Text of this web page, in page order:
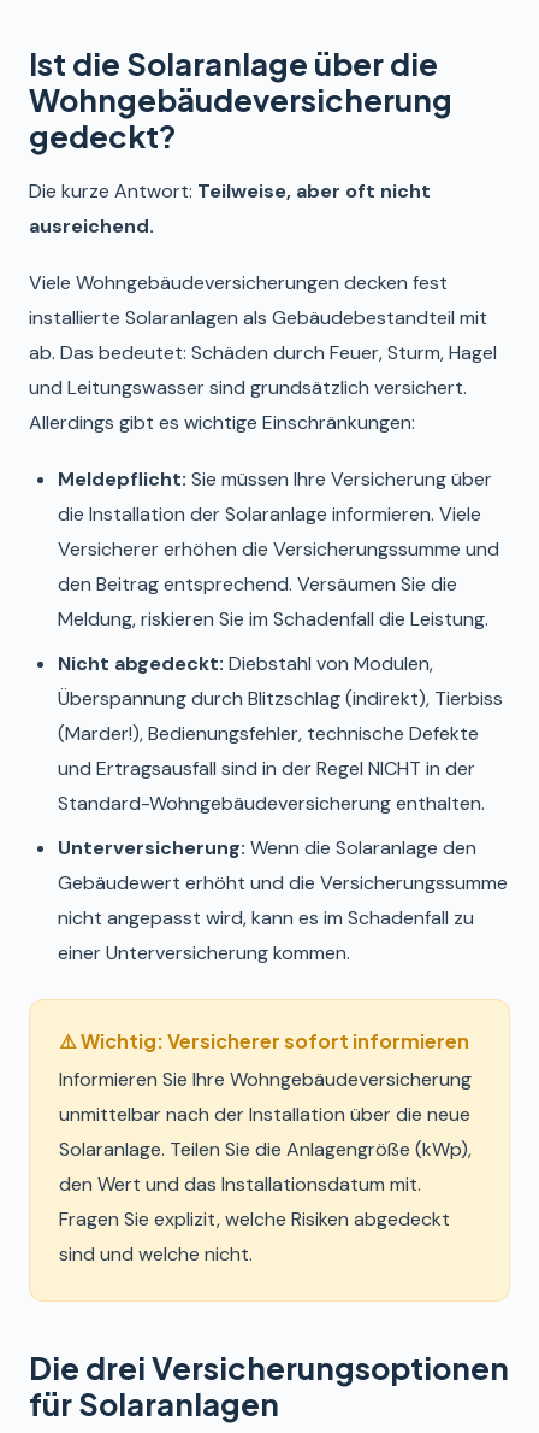
Ist die Solaranlage über die
Wohngebäudeversicherung
gedeckt?
Die kurze Antwort: Teilweise, aber oft nicht
ausreichend.
Viele Wohngebäudeversicherungen decken fest
installierte Solaranlagen als Gebäudebestandteil mit
ab. Das bedeutet: Schäden durch Feuer, Sturm, Hagel
und Leitungswasser sind grundsätzlich versichert.
Allerdings gibt es wichtige Einschränkungen:
Meldepflicht: Sie müssen Ihre Versicherung über
die Installation der Solaranlage informieren. Viele
Versicherer erhöhen die Versicherungssumme und
den Beitrag entsprechend. Versäumen Sie die
Meldung, riskieren Sie im Schadenfall die Leistung.
Nicht abgedeckt: Diebstahl von Modulen,
Überspannung durch Blitzschlag (indirekt), Tierbiss
(Marder!), Bedienungsfehler, technische Defekte
und Ertragsausfall sind in der Regel NICHT in der
Standard-Wohngebäudeversicherung enthalten.
Unterversicherung: Wenn die Solaranlage den
Gebäudewert erhöht und die Versicherungssumme
nicht angepasst wird, kann es im Schadenfall zu
einer Unterversicherung kommen.
⚠️ Wichtig: Versicherer sofort informieren
Informieren Sie Ihre Wohngebäudeversicherung
unmittelbar nach der Installation über die neue
Solaranlage. Teilen Sie die Anlagengröße (kWp),
den Wert und das Installationsdatum mit.
Fragen Sie explizit, welche Risiken abgedeckt
sind und welche nicht.
Die drei Versicherungsoptionen
für Solaranlagen